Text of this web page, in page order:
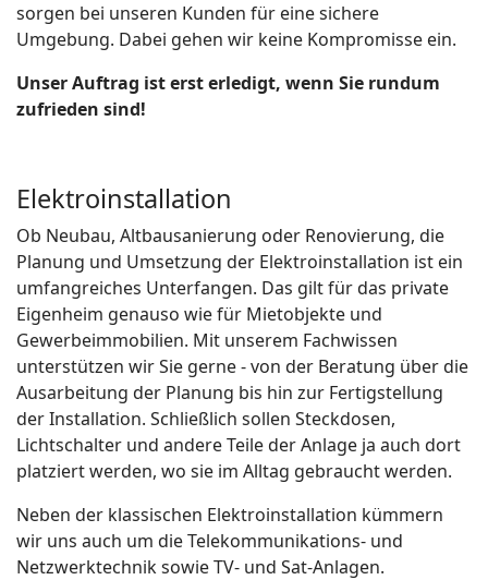
sorgen bei unseren Kunden für eine sichere
Umgebung. Dabei gehen wir keine Kompromisse ein.
Unser Auftrag ist erst erledigt, wenn Sie rundum
zufrieden sind!
Elektroinstallation
Ob Neubau, Altbausanierung oder Renovierung, die
Planung und Umsetzung der Elektroinstallation ist ein
umfangreiches Unterfangen. Das gilt für das private
Eigenheim genauso wie für Mietobjekte und
Gewerbeimmobilien. Mit unserem Fachwissen
unterstützen wir Sie gerne - von der Beratung über die
Ausarbeitung der Planung bis hin zur Fertigstellung
der Installation. Schließlich sollen Steckdosen,
Lichtschalter und andere Teile der Anlage ja auch dort
platziert werden, wo sie im Alltag gebraucht werden.
Neben der klassischen Elektroinstallation kümmern
wir uns auch um die Telekommunikations- und
Netzwerktechnik sowie TV- und Sat-Anlagen.